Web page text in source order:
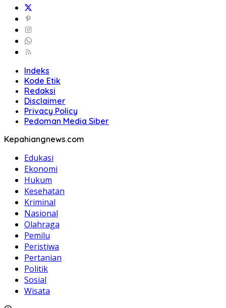
Indeks
Kode Etik
Redaksi
Disclaimer
Privacy Policy
Pedoman Media Siber
Kepahiangnews.com
Edukasi
Ekonomi
Hukum
Kesehatan
Kriminal
Nasional
Olahraga
Pemilu
Peristiwa
Pertanian
Politik
Sosial
Wisata